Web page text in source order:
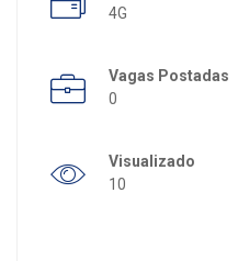
4G
Vagas Postadas
0
Visualizado
10